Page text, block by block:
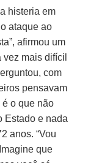
histeria em
ataque ao
afirmou um
mais difícil
com
pensavam
é o que não
Estado e nada
anos. “Vou
que